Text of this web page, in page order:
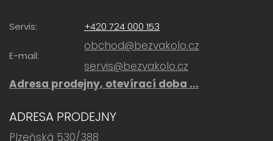
Servis: +420 724 000 153
E-mail:
obchod@bezvakolo.cz
servis@bezvakolo.cz
Adresa prodejny, otevírací doba ...
ADRESA PRODEJNY
Plzeňská 530/388